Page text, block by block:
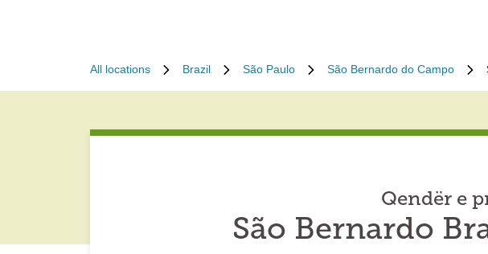
All locations Brazil São Paulo São Bernardo do Campo
Qendër e
São Bernardo